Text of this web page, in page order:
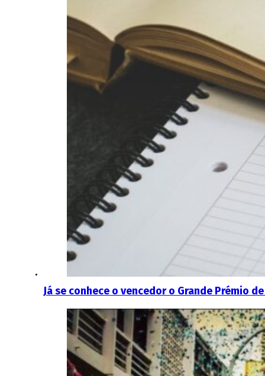
Já se conhece o vencedor o Grande Prémio